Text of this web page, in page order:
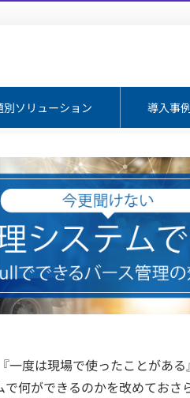
別ソリューション 導入事例
度は現場で使ったことがあ
何ができるのかを改めておさ